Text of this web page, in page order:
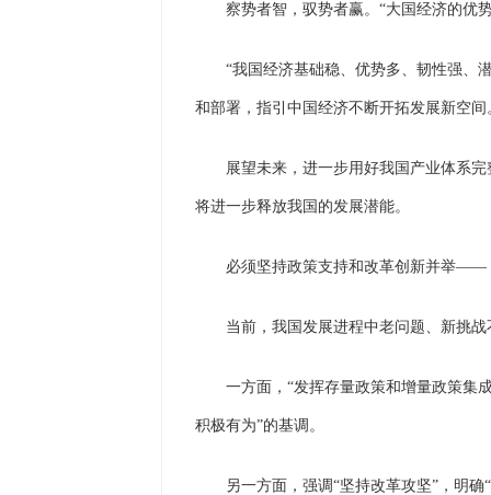
察势者智，驭势者赢。“大国经济的优
“我国经济基础稳、优势多、韧性强、
和部署，指引中国经济不断开拓发展新空间
展望未来，进一步用好我国产业体系
将进一步释放我国的发展潜能。
必须坚持政策支持和改革创新并举——
当前，我国发展进程中老问题、新挑
一方面，“发挥存量政策和增量政策集
积极有为”的基调。
另一方面，强调“坚持改革攻坚”，明